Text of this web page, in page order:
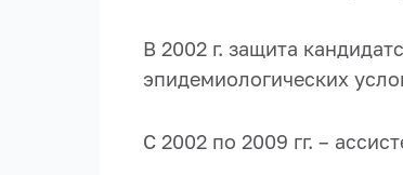
В 2002 г. защита
эпидемиологических
С 2002 по 2009 гг. –